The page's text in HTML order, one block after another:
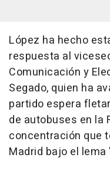
López ha hecho
respuesta al
Comunicación y
Segado, quien ha
partido espera
de autobuses en la
concentración que
Madrid bajo el